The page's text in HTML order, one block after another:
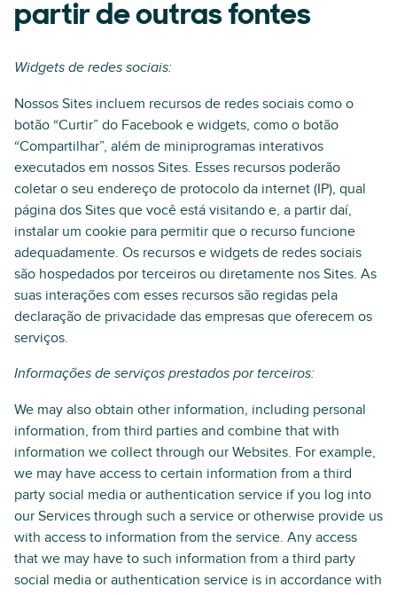
partir de outras fontes
Widgets de redes sociais:
Nossos Sites incluem recursos de redes sociais como o
botão “Curtir” do Facebook e widgets, como o botão
“Compartilhar”, além de miniprogramas interativos
executados em nossos Sites. Esses recursos poderão
coletar o seu endereço de protocolo da internet (IP), qual
página dos Sites que você está visitando e, a partir daí,
instalar um cookie para permitir que o recurso funcione
adequadamente. Os recursos e widgets de redes sociais
são hospedados por terceiros ou diretamente nos Sites. As
suas interações com esses recursos são regidas pela
declaração de privacidade das empresas que oferecem os
serviços.
Informações de serviços prestados por terceiros:
We may also obtain other information, including personal
information, from third parties and combine that with
information we collect through our Websites. For example,
we may have access to certain information from a third
party social media or authentication service if you log into
our Services through such a service or otherwise provide us
with access to information from the service. Any access
that we may have to such information from a third party
social media or authentication service is in accordance with